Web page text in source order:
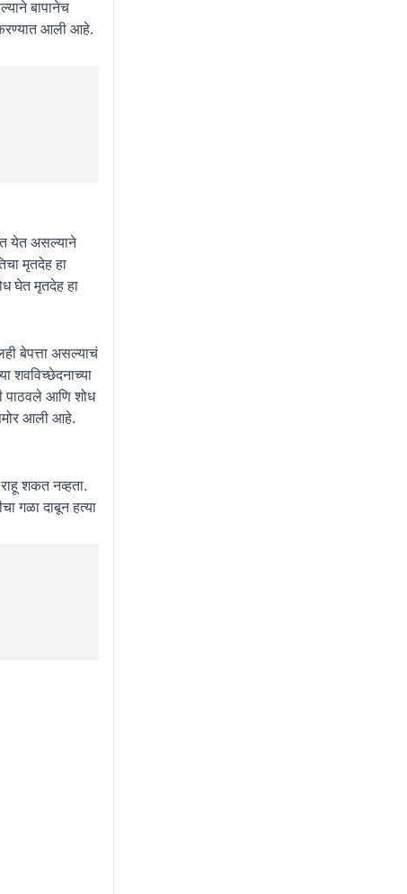
बापानेच
आली आहे.
येत असल्याने
मृतदेह हा
घेत मृतदेह हा
बेपत्ता असल्याचं
शवविच्छेदनाच्या
पाठवले आणि शोध
आली आहे.
शकत नव्हता.
गळा दाबून हत्या